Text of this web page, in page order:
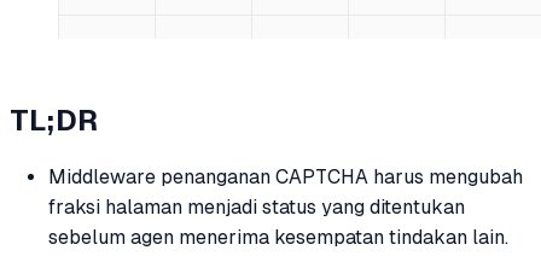
TL;DR
Middleware penanganan CAPTCHA harus mengubah
fraksi halaman menjadi status yang ditentukan
sebelum agen menerima kesempatan tindakan lain.